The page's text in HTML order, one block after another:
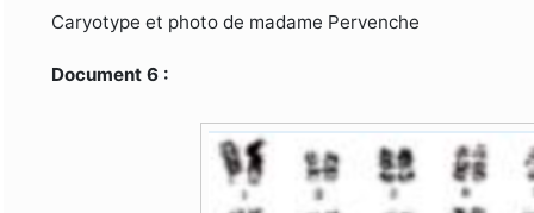
Caryotype et photo de madame Pervenche
Document 6 :